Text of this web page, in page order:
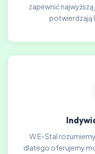
zapewnić
potwierdzają
W E-Stal
dlatego oferujemy